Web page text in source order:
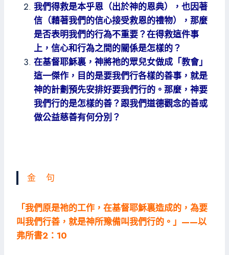
我們得救是本乎恩（出於神的恩典），也因著
信（藉著我們的信心接受救恩的禮物），那麼
是否表明我們的行為不重要？在得救這件事
上，信心和行為之間的關係是怎樣的？
在基督耶穌裏，神將祂的眾兒女做成「教會」
這一傑作，目的是要我們行各樣的善事，就是
神的計劃預先安排好要我們行的。那麼，神要
我們行的是怎樣的善？跟我們道德觀念的善或
做公益慈善有何分別？
金 句
「我們原是祂的工作，在基督耶穌裏造成的，為要
叫我們行善，就是神所豫備叫我們行的。」——以
弗所書2：10